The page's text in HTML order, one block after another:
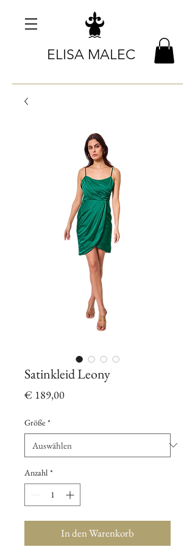
ELISA MALEC
Satinkleid Leony
€ 189,00Preis
Größe *
Anzahl *
In den Warenkorb